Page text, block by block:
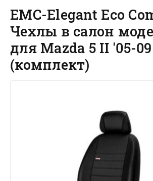
EMC-Elegant Eco
Чехлы в салон
для Mazda 5 II '05-
(комплект)